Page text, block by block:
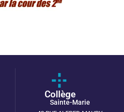
Collège
Sainte-Marie